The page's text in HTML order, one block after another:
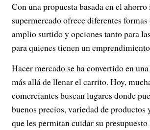
Con una propuesta basada en el
supermercado ofrece diferentes
amplio surtido y opciones tanto para
para quienes tienen un
Hacer mercado se ha convertido en
más allá de llenar el carrito. Hoy,
comerciantes buscan lugares donde
buenos precios, variedad de productos
que les permitan cuidar su